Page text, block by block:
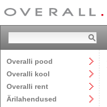
Overalli pood
Overalli kool
Overalli rent
Ärilahendused